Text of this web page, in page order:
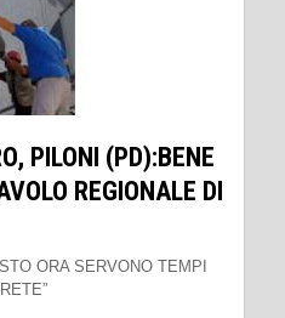
PILONI (PD):BENE
REGIONALE DI
ORA SERVONO TEMPI